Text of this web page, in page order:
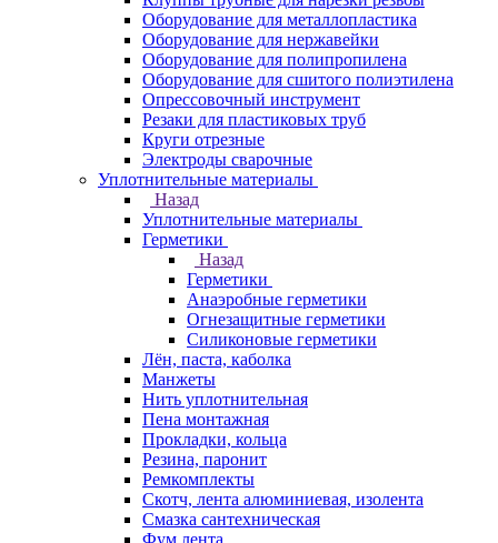
Оборудование для металлопластика
Оборудование для нержавейки
Оборудование для полипропилена
Оборудование для сшитого полиэтилена
Опрессовочный инструмент
Резаки для пластиковых труб
Круги отрезные
Электроды сварочные
Уплотнительные материалы
Назад
Уплотнительные материалы
Герметики
Назад
Герметики
Анаэробные герметики
Огнезащитные герметики
Силиконовые герметики
Лён, паста, каболка
Манжеты
Нить уплотнительная
Пена монтажная
Прокладки, кольца
Резина, паронит
Ремкомплекты
Скотч, лента алюминиевая, изолента
Смазка сантехническая
Фум лента